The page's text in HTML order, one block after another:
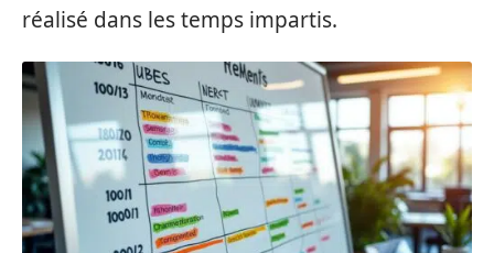
réalisé dans les temps impartis.